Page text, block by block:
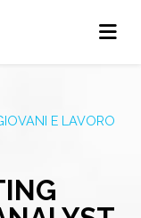
E LAVORO